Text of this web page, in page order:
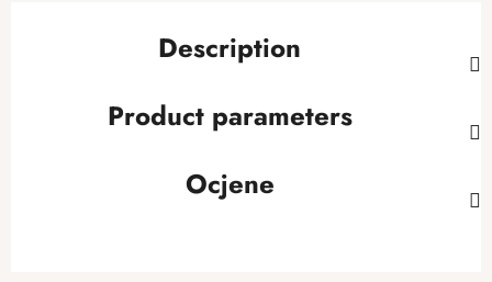
Description
Product parameters
Ocjene